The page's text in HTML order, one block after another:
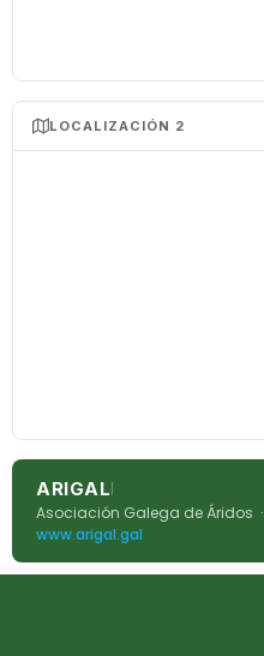
LOCALIZACIÓN 2
ARIGAL|
Asociación Galega de Áridos ·
www.arigal.gal